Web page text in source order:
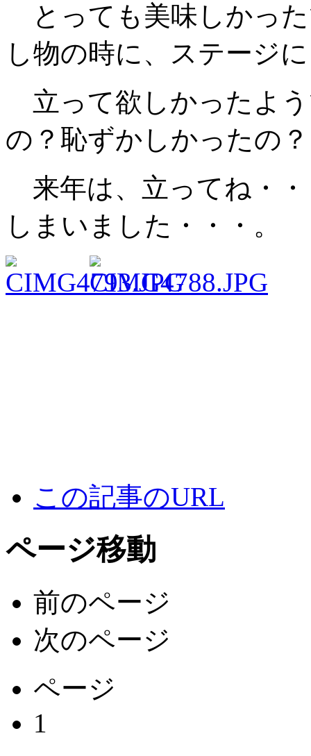
とっても美味しかっ
し物の時に、ステージに
立って欲しかったよ
の？恥ずかしかったの？
来年は、立ってね・
しまいました・・・。
この記事のURL
ページ移動
前のページ
次のページ
ページ
1